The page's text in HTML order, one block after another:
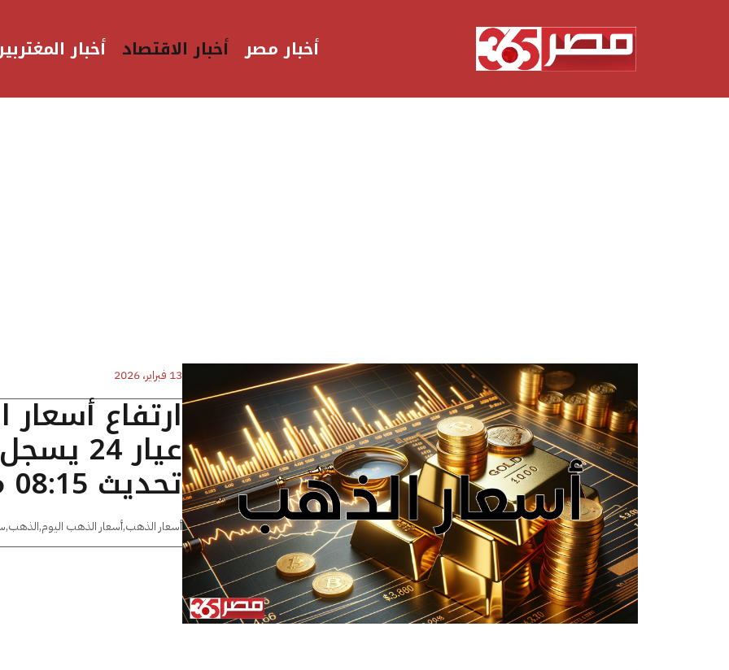
أخبار مصر أخبار الاقتصاد أخبار
13 فبراير، 2026
ارتفاع
تحديث 08:15 مساءًا
أسعار الذهب,أسعار الذهب اليوم,الذهب,